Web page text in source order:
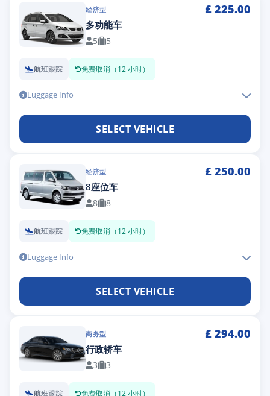
经济型 £ 225.00
多功能车
5 5
航班跟踪 免费取消（12 小时）
Luggage Info
SELECT VEHICLE
经济型 £ 250.00
8座位车
8 8
航班跟踪 免费取消（12 小时）
Luggage Info
SELECT VEHICLE
商务型 £ 294.00
行政轿车
3 3
航班跟踪 免费取消（12 小时）